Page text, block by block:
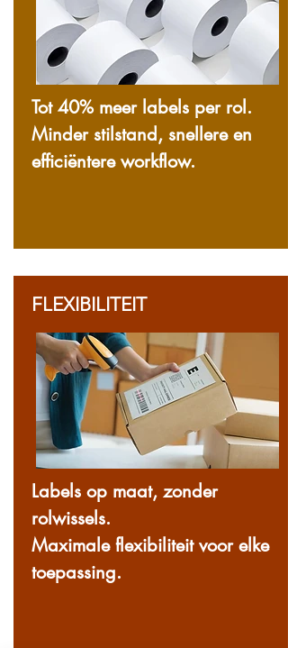
Tot 40% meer labels per rol.
Minder stilstand, snellere en
efficiëntere workflow.
FLEXIBILITEIT
Labels op maat, zonder
rolwissels.
Maximale flexibiliteit voor elke
toepassing.